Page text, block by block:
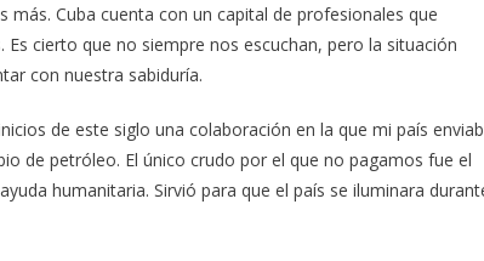
Cuba cuenta con un capital de profesionales que
cierto que no siempre nos escuchan, pero la situación
con nuestra sabiduría.
de este siglo una colaboración en la que mi país
de petróleo. El único crudo por el que no pagamos fue el
humanitaria. Sirvió para que el país se iluminara